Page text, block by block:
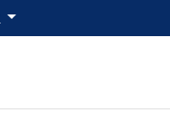
arrow_drop_down